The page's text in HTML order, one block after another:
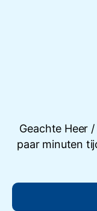
Geachte Heer
paar minuten